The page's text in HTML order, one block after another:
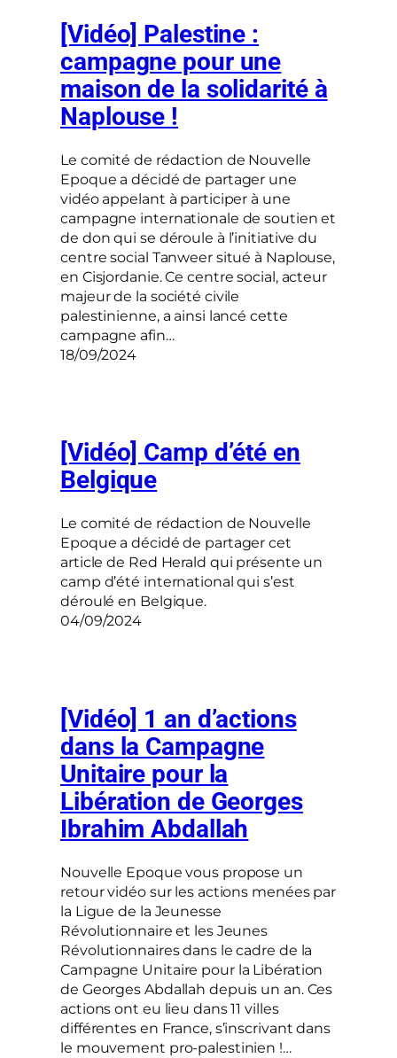
[Vidéo] Palestine :
campagne pour une
maison de la solidarité à
Naplouse !
Le comité de rédaction de Nouvelle
Epoque a décidé de partager une
vidéo appelant à participer à une
campagne internationale de soutien et
de don qui se déroule à l’initiative du
centre social Tanweer situé à Naplouse,
en Cisjordanie. Ce centre social, acteur
majeur de la société civile
palestinienne, a ainsi lancé cette
campagne afin…
18/09/2024
[Vidéo] Camp d’été en
Belgique
Le comité de rédaction de Nouvelle
Epoque a décidé de partager cet
article de Red Herald qui présente un
camp d’été international qui s’est
déroulé en Belgique.
04/09/2024
[Vidéo] 1 an d’actions
dans la Campagne
Unitaire pour la
Libération de Georges
Ibrahim Abdallah
Nouvelle Epoque vous propose un
retour vidéo sur les actions menées par
la Ligue de la Jeunesse
Révolutionnaire et les Jeunes
Révolutionnaires dans le cadre de la
Campagne Unitaire pour la Libération
de Georges Abdallah depuis un an. Ces
actions ont eu lieu dans 11 villes
différentes en France, s’inscrivant dans
le mouvement pro-palestinien !…